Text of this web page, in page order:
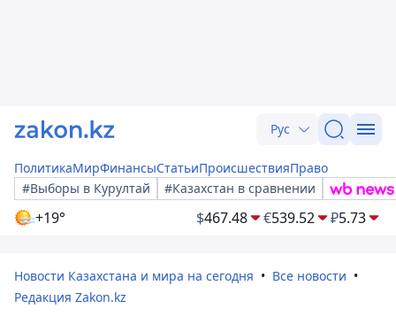
Рус
ПолитикаМирФинансыСтатьиПроисшествияПраво
#Выборы в Курултай
#Казахстан в сравнении
+19° $467.48 €539.52 ₽5.73
Новости Казахстана и мира на сегодня
Все новости
Редакция Zakon.kz